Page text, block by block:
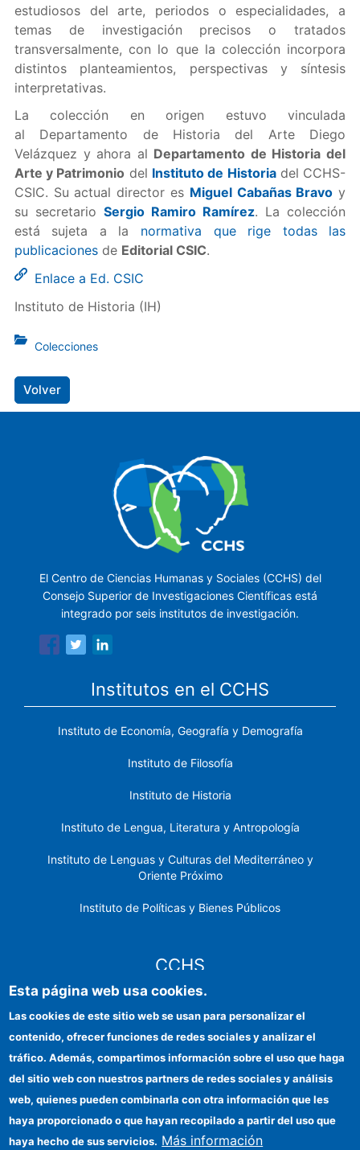
estudiosos del arte, periodos o especialidades, a
temas de investigación precisos o tratados
transversalmente, con lo que la colección incorpora
distintos planteamientos, perspectivas y síntesis
interpretativas.
La colección en origen estuvo vinculada
al Departamento de Historia del Arte Diego
Velázquez y ahora al Departamento de Historia del
Arte y Patrimonio del Instituto de Historiadel CCHS-
CSIC. Su actual director es Miguel Cabañas Bravo y
su secretario Sergio Ramiro Ramírez. La colección
está sujeta a la normativa que rige todas las
publicacionesde Editorial CSIC.
Enlace a Ed. CSIC
Instituto de Historia (IH)
Colecciones
Volver
El Centro de Ciencias Humanas y Sociales (CCHS) del
Consejo Superior de Investigaciones Científicas está
integrado por seis institutos de investigación.
Institutos en el CCHS
Instituto de Economía, Geografía y Demografía
Instituto de Filosofía
Instituto de Historia
Instituto de Lengua, Literatura y Antropología
Instituto de Lenguas y Culturas del Mediterráneo y
Oriente Próximo
Instituto de Políticas y Bienes Públicos
CCHS
Identidad institucional
Ayudas FEDER
Organismos financiadores
Esta página web usa cookies.
Las cookies de este sitio web se usan para personalizar el
contenido, ofrecer funciones de redes sociales y analizar el
tráfico. Además, compartimos información sobre el uso que haga
del sitio web con nuestros partners de redes sociales y análisis
web, quienes pueden combinarla con otra información que les
haya proporcionado o que hayan recopilado a partir del uso que
haya hecho de sus servicios. Más información